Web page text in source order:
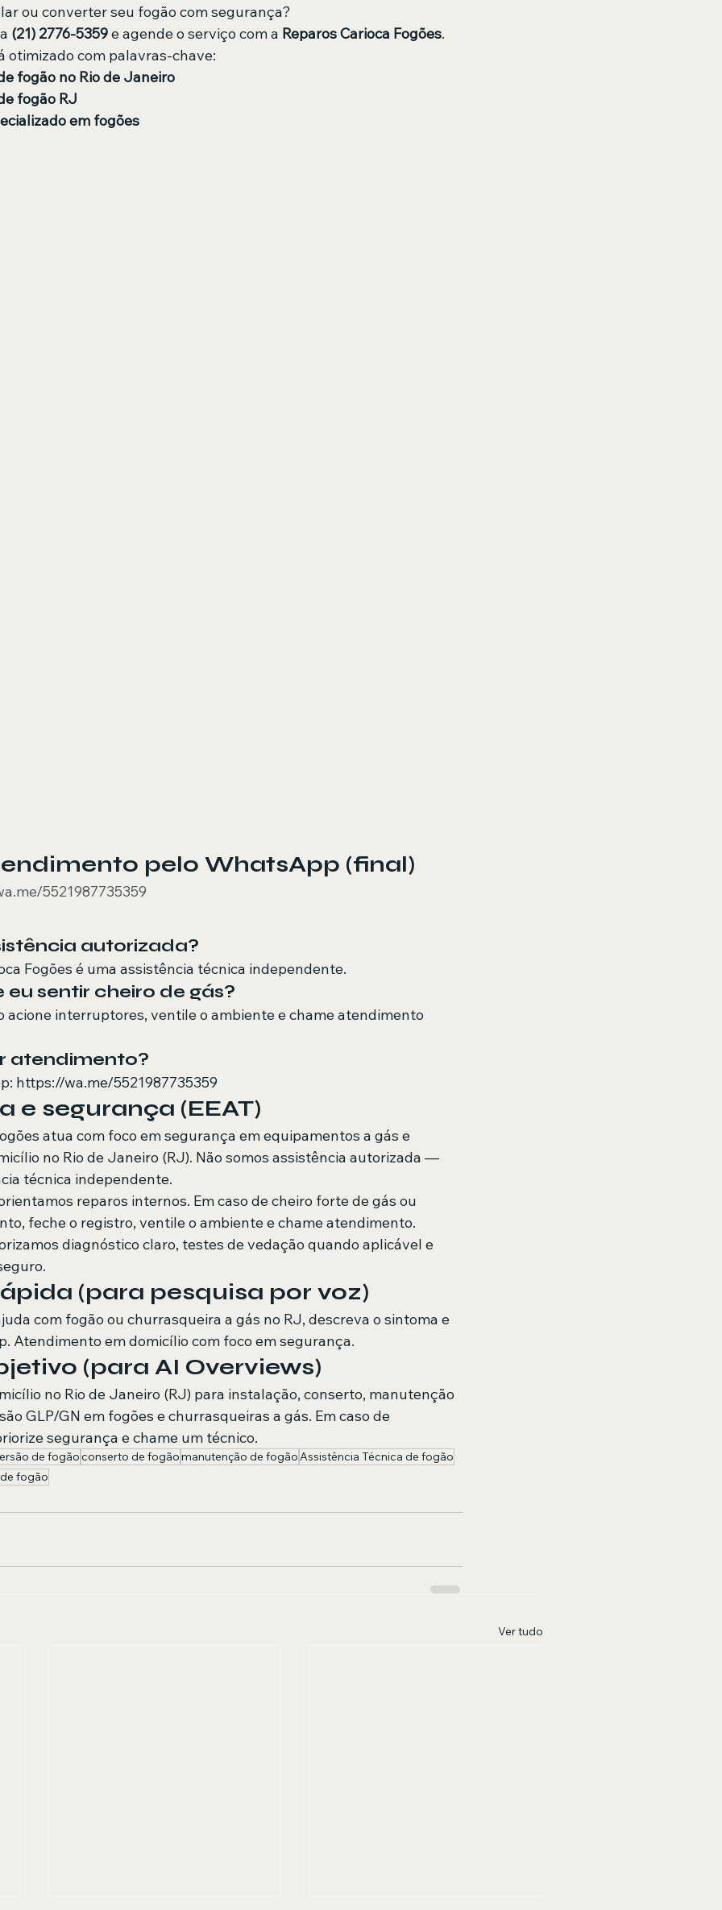
ou converter seu fogão com segurança?
(21) 2776-5359 e agende o serviço com a Reparos Carioca Fogões.
otimizado com palavras-chave:
fogão no Rio de Janeiro
fogão RJ
em fogões
pelo WhatsApp (final)
5521987735359
autorizada?
Fogões é uma assistência técnica independente.
eu sentir cheiro de gás?
acione interruptores, ventile o ambiente e chame atendimento
atendimento?
https://wa.me/5521987735359
e segurança (EEAT)
atua com foco em segurança em equipamentos a gás e
no Rio de Janeiro (RJ). Não somos assistência autorizada —
técnica independente.
reparos internos. Em caso de cheiro forte de gás ou
feche o registro, ventile o ambiente e chame atendimento.
diagnóstico claro, testes de vedação quando aplicável e
(para pesquisa por voz)
com fogão ou churrasqueira a gás no RJ, descreva o sintoma e
Atendimento em domicílio com foco em segurança.
(para AI Overviews)
no Rio de Janeiro (RJ) para instalação, conserto, manutenção
GLP/GN em fogões e churrasqueiras a gás. Em caso de
segurança e chame um técnico.
de fogãoconserto de fogãomanutenção de fogãoAssistência Técnica de fogão
fogão
Ver tudo